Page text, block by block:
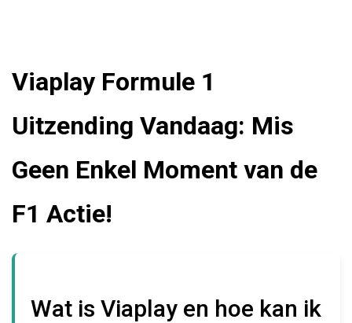
Viaplay Formule 1
Uitzending Vandaag: Mis
Geen Enkel Moment van de
F1 Actie!
Wat is Viaplay en hoe kan ik